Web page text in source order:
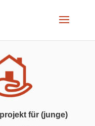
für (junge)